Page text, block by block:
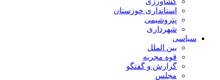
استانداری خوزستان
پتروشیمی
شهرداری
سیاسی
بین الملل
قوه مجریه
گزارش و گفتگو
مجلس